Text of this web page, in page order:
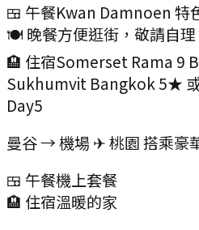
🍱 午餐Kwan Damnoen 特
🍽️ 晚餐方便逛街，敬請自理
🏨 住宿Somerset Rama 9
Sukhumvit Bangkok 5★
Day5
曼谷 → 機場 ✈ 桃園 搭乘豪
🍱 午餐機上套餐
🏨 住宿溫暖的家